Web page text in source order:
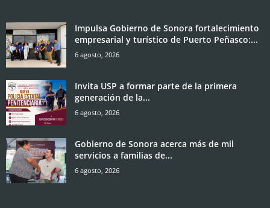
Impulsa Gobierno de Sonora fortalecimiento
empresarial y turístico de Puerto Peñasco:...
6 agosto, 2026
Invita USP a formar parte de la primera
generación de la...
6 agosto, 2026
Gobierno de Sonora acerca más de mil
servicios a familias de...
6 agosto, 2026